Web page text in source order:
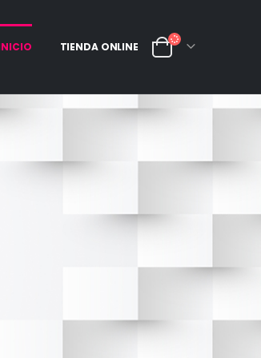
TIENDA ONLINE